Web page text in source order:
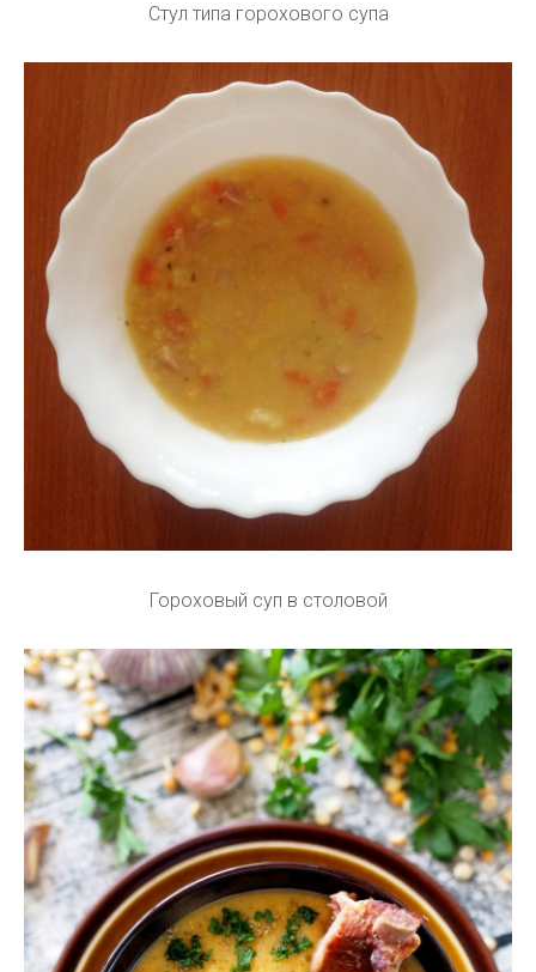
Стул типа горохового супа
Гороховый суп в столовой